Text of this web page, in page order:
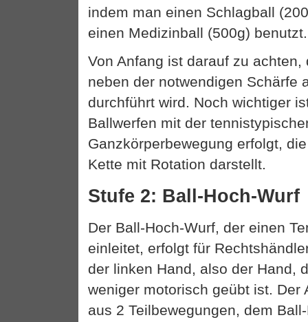
indem man einen Schlagball
einen Medizinball (500g) benutzt.
Von Anfang ist darauf zu
neben der notwendigen Schärfe
durchführt wird. Noch wichtiger
Ballwerfen mit der
Ganzkörperbewegung erfolgt,
Kette mit Rotation darstellt.
Stufe 2: Ball-Hoch-Wurf
Der Ball-Hoch-Wurf, der einen
einleitet, erfolgt für
der linken Hand, also der Hand,
weniger motorisch geübt ist. Der
aus 2 Teilbewegungen, dem